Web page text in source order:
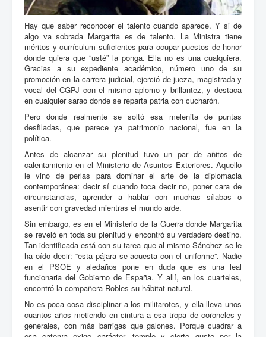
Hay que saber reconocer el talento cuando aparece. Y si de
algo va sobrada Margarita es de talento. La Ministra tiene
méritos y currículum suficientes para ocupar puestos de honor
donde quiera que “usté” la ponga. Ella no es una cualquiera.
Gracias a su expediente académico, número uno de su
promoción en la carrera judicial, ejerció de jueza, magistrada y
vocal del CGPJ con el mismo aplomo y brillantez, y destaca
en cualquier sarao donde se reparta patria con cucharón.
Pero donde realmente se soltó esa melenita de puntas
desfiladas, que parece ya patrimonio nacional, fue en la
política.
Antes de alcanzar su plenitud tuvo un par de añitos de
calentamiento en el Ministerio de Asuntos Exteriores. Aquello
le vino de perlas para dominar el arte de la diplomacia
contemporánea: decir sí cuando toca decir no, poner cara de
circunstancias, aprender a hablar con muchas sílabas o
asentir con gravedad mientras el mundo arde.
Sin embargo, es en el Ministerio de la Guerra donde Margarita
se reveló en toda su plenitud y encontró su verdadero destino.
Tan identificada está con su tarea que al mismo Sánchez se le
ha oído decir: “esta pájara se acuesta con el uniforme”. Nadie
en el PSOE y aledaños pone en duda que es una leal
funcionaria del Gobierno de España. Y allí, en los cuarteles,
encontró la compañera Robles su hábitat natural.
No es poca cosa disciplinar a los militarotes, y ella lleva unos
cuantos años metiendo en cintura a esa tropa de coroneles y
generales, con más barrigas que galones. Porque cuadrar a